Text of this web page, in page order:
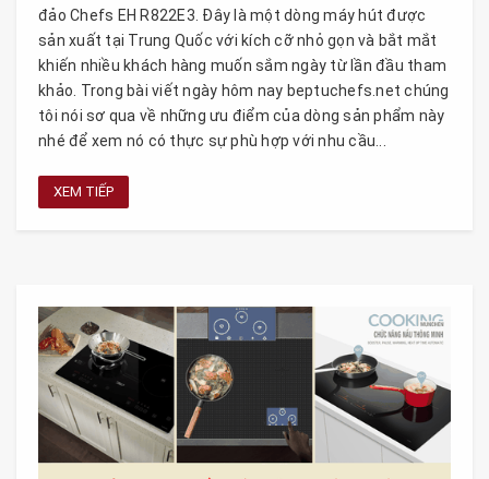
đảo Chefs EH R822E3. Đây là một dòng máy hút được
sản xuất tại Trung Quốc với kích cỡ nhỏ gọn và bắt mắt
khiến nhiều khách hàng muốn sắm ngày từ lần đầu tham
khảo. Trong bài viết ngày hôm nay beptuchefs.net chúng
tôi nói sơ qua về những ưu điểm của dòng sản phẩm này
nhé để xem nó có thực sự phù hợp với nhu cầu...
XEM TIẾP